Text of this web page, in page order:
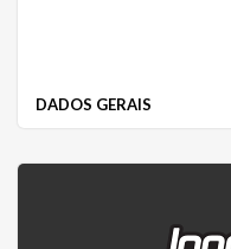
DADOS GERAIS